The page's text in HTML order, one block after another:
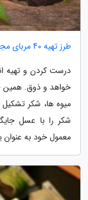
طرز تهیه 40 مربای مجلسی و خانگی با نکات کلیدی
درست کردن و تهیه
خواهد و ذوق. همین
میوه ها، شکر
شکر را با عسل
معمول خود به عنوان